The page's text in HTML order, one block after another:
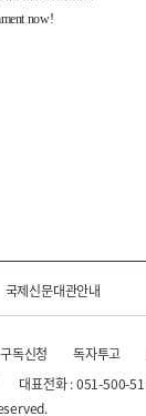
국제신문대관안내
구독신청 독자투고
대표전화 : 051-500-